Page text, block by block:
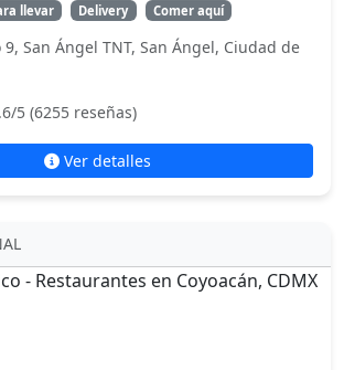
llevar Delivery Comer aquí
9, San Ángel TNT, San Ángel, Ciudad de
/5 (6255 reseñas)
Ver detalles